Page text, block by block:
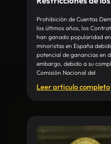
Prohibición de Cuentas
los últimos años, los
han ganado popularidad
minoristas en España
potencial de ganancias en
embargo, debido a su
Comisión Nacional del
Leer articulo completo